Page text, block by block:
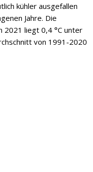
kühler ausgefallen
Jahre. Die
liegt 0,4 °C unter
von 1991-2020